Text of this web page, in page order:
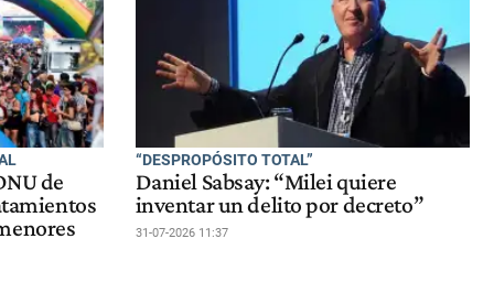
de
“DESPROPÓSITO TOTAL”
Daniel Sabsay: “Milei quiere
inventar un delito por decreto”
31-07-2026 11:37